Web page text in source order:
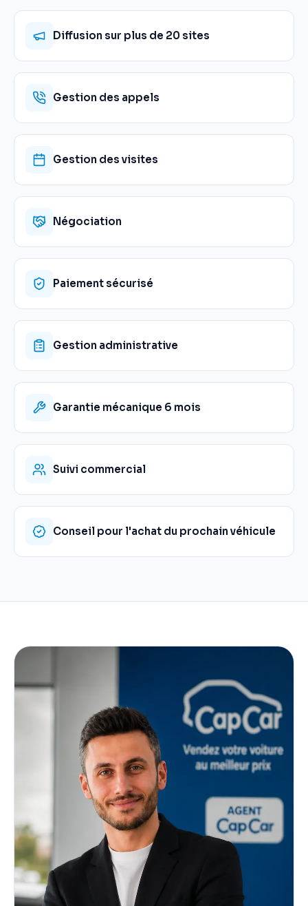
Diffusion sur plus de 20 sites
Gestion des appels
Gestion des visites
Négociation
Paiement sécurisé
Gestion administrative
Garantie mécanique 6 mois
Suivi commercial
Conseil pour l'achat du prochain véhicule